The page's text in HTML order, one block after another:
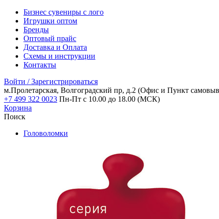
Бизнес сувениры с лого
Игрушки оптом
Бренды
Оптовый прайс
Доставка и Оплата
Схемы и инструкции
Контакты
Войти / Зарегистрироваться
м.Пролетарская, Волгоградский пр, д.2 (Офис и Пункт
+7 499 322 0023 Пн-Пт с 10.00 до 18.00 (МСК)
Корзина
Поиск
Головоломки